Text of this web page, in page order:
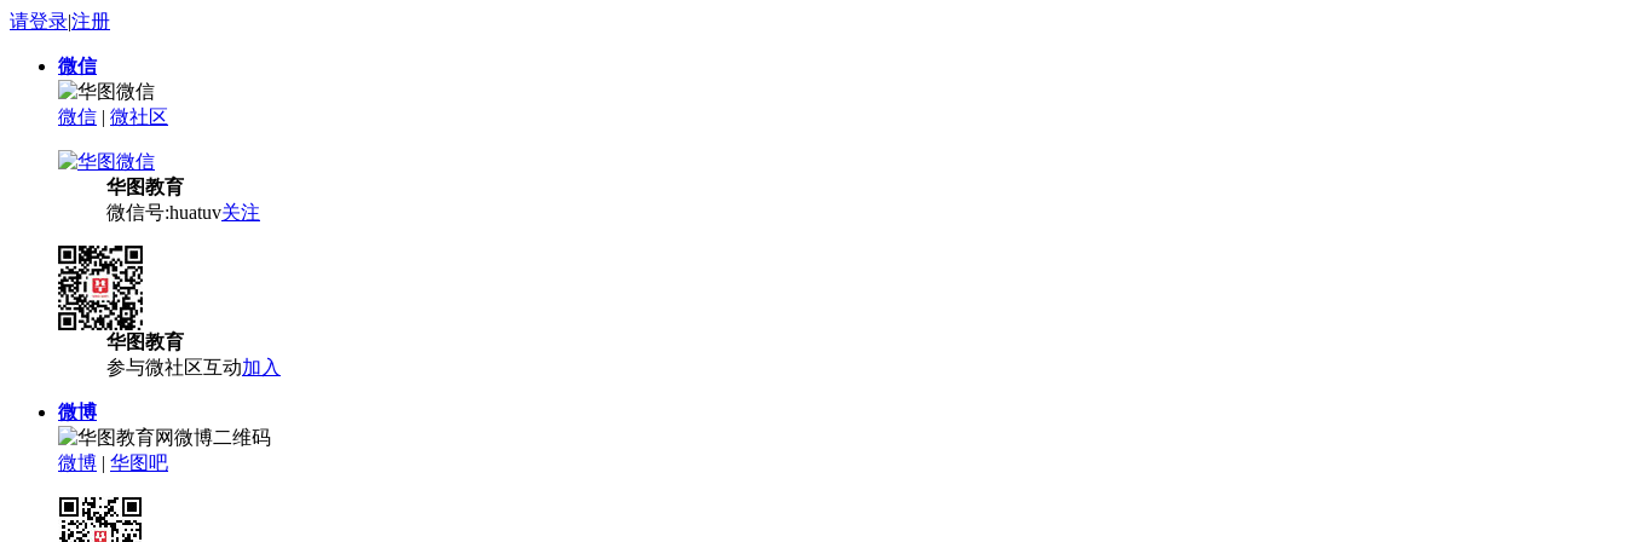
请登录|注册
微信
微信 | 微社区
华图教育
微信号:huatuv关注
华图教育
参与微社区互动加入
微博
微博 | 华图吧